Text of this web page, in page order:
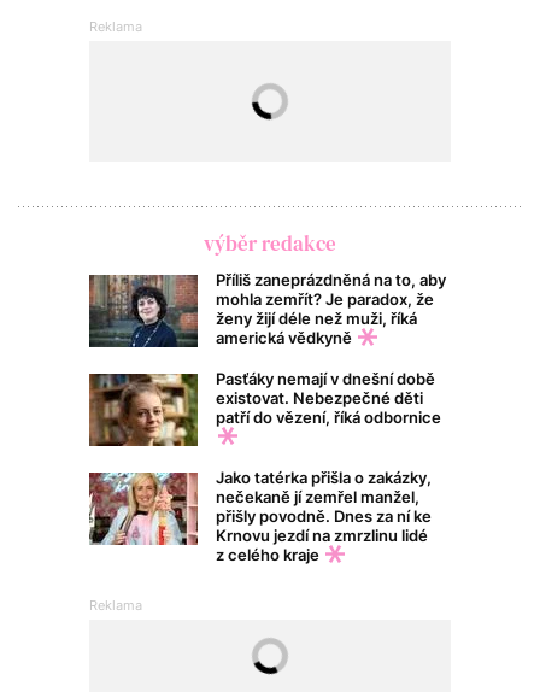
výběr redakce
Příliš zaneprázdněná na to, aby
mohla zemřít? Je paradox, že
ženy žijí déle než muži, říká
americká vědkyně
Pasťáky nemají v dnešní době
existovat. Nebezpečné děti
patří do vězení, říká odbornice
Jako tatérka přišla o zakázky,
nečekaně jí zemřel manžel,
přišly povodně. Dnes za ní ke
Krnovu jezdí na zmrzlinu lidé
z celého kraje